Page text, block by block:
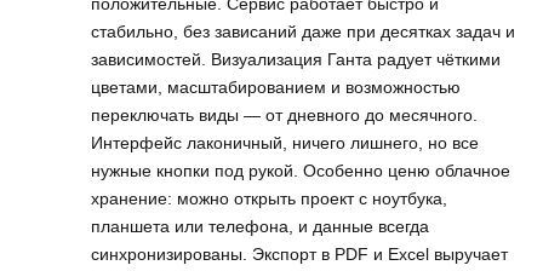
положительные. Сервис работает быстро и
стабильно, без зависаний даже при десятках задач и
зависимостей. Визуализация Ганта радует чёткими
цветами, масштабированием и возможностью
переключать виды — от дневного до месячного.
Интерфейс лаконичный, ничего лишнего, но все
нужные кнопки под рукой. Особенно ценю облачное
хранение: можно открыть проект с ноутбука,
планшета или телефона, и данные всегда
синхронизированы. Экспорт в PDF и Excel выручает